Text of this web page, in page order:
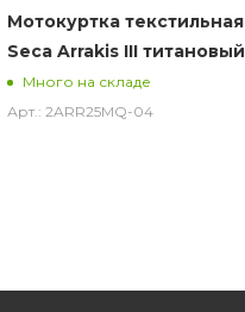
Мотокуртка текстильная
Seca Arrakis III титановый
Много на складе
Арт.: 2ARR25MQ-04